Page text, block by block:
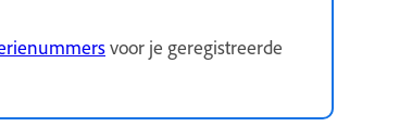
voor je geregistreerde